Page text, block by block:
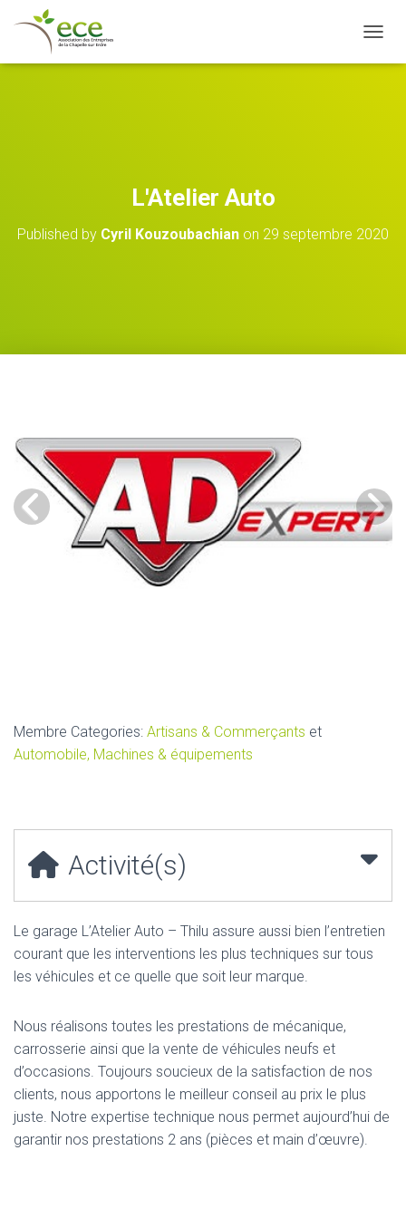
L'Atelier Auto
Published by Cyril Kouzoubachian on 29 septembre 2020
Membre Categories: Artisans & Commerçants et
Automobile, Machines & équipements
Activité(s)
Le garage L’Atelier Auto – Thilu assure aussi bien l’entretien
courant que les interventions les plus techniques sur tous
les véhicules et ce quelle que soit leur marque.
Nous réalisons toutes les prestations de mécanique,
carrosserie ainsi que la vente de véhicules neufs et
d’occasions. Toujours soucieux de la satisfaction de nos
clients, nous apportons le meilleur conseil au prix le plus
juste. Notre expertise technique nous permet aujourd’hui de
garantir nos prestations 2 ans (pièces et main d’œuvre).